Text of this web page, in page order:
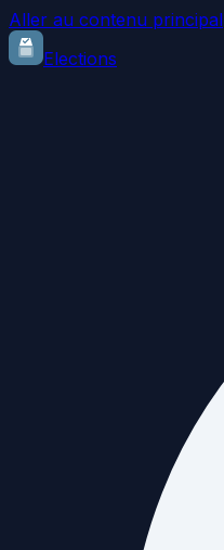
Aller au contenu principal
Elections